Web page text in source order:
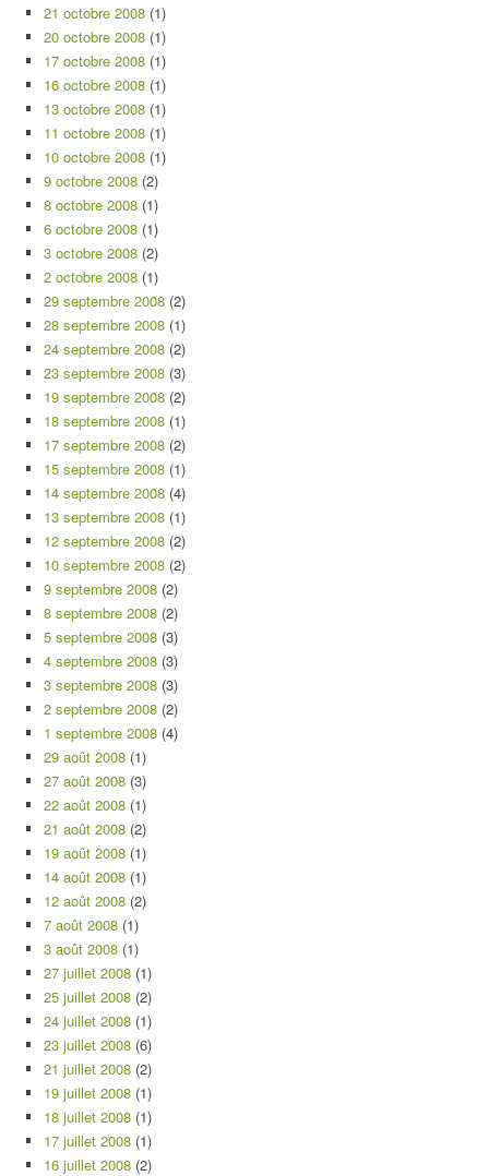
21 octobre 2008 (1)
20 octobre 2008 (1)
17 octobre 2008 (1)
16 octobre 2008 (1)
13 octobre 2008 (1)
11 octobre 2008 (1)
10 octobre 2008 (1)
9 octobre 2008 (2)
8 octobre 2008 (1)
6 octobre 2008 (1)
3 octobre 2008 (2)
2 octobre 2008 (1)
29 septembre 2008 (2)
28 septembre 2008 (1)
24 septembre 2008 (2)
23 septembre 2008 (3)
19 septembre 2008 (2)
18 septembre 2008 (1)
17 septembre 2008 (2)
15 septembre 2008 (1)
14 septembre 2008 (4)
13 septembre 2008 (1)
12 septembre 2008 (2)
10 septembre 2008 (2)
9 septembre 2008 (2)
8 septembre 2008 (2)
5 septembre 2008 (3)
4 septembre 2008 (3)
3 septembre 2008 (3)
2 septembre 2008 (2)
1 septembre 2008 (4)
29 août 2008 (1)
27 août 2008 (3)
22 août 2008 (1)
21 août 2008 (2)
19 août 2008 (1)
14 août 2008 (1)
12 août 2008 (2)
7 août 2008 (1)
3 août 2008 (1)
27 juillet 2008 (1)
25 juillet 2008 (2)
24 juillet 2008 (1)
23 juillet 2008 (6)
21 juillet 2008 (2)
19 juillet 2008 (1)
18 juillet 2008 (1)
17 juillet 2008 (1)
16 juillet 2008 (2)